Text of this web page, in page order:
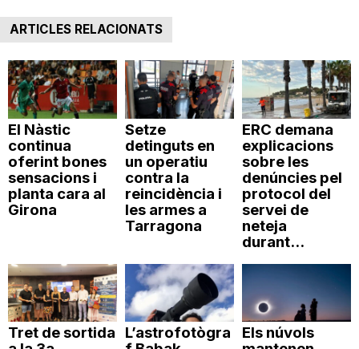
ARTICLES RELACIONATS
El Nàstic
continua
oferint bones
sensacions i
planta cara al
Girona
Setze
detinguts en
un operatiu
contra la
reincidència i
les armes a
Tarragona
ERC demana
explicacions
sobre les
denúncies pel
protocol del
servei de
neteja
durant...
Tret de sortida
L’astrofotògra
Els núvols